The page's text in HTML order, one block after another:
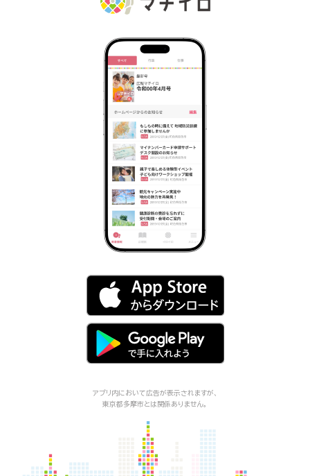
アプリ内において広告が表示されますが、
東京都多摩市とは関係ありません。